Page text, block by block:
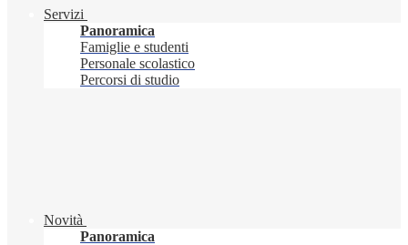
Servizi
Panoramica
Famiglie e studenti
Personale scolastico
Percorsi di studio
Novità
Panoramica